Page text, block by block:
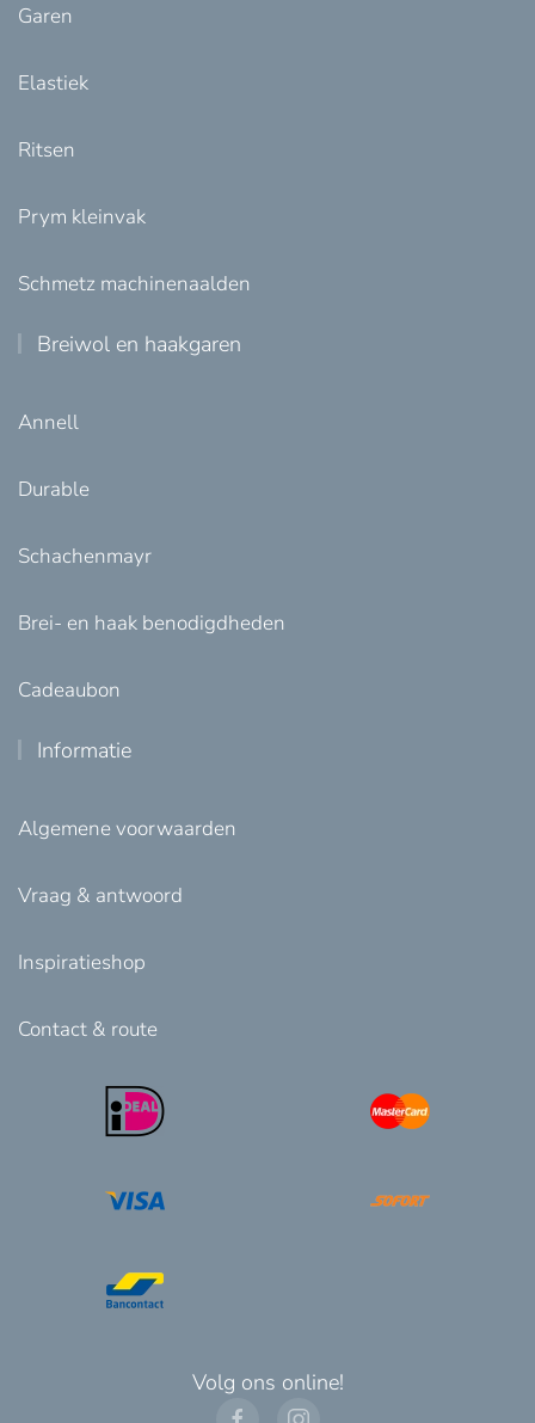
Garen
Elastiek
Ritsen
Prym kleinvak
Schmetz machinenaalden
Breiwol en haakgaren
Annell
Durable
Schachenmayr
Brei- en haak benodigdheden
Cadeaubon
Informatie
Algemene voorwaarden
Vraag & antwoord
Inspiratieshop
Contact & route
Volg ons online!